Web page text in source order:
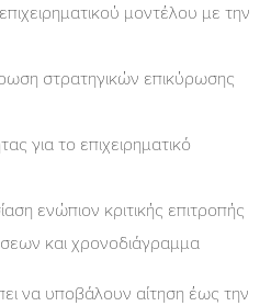
μοντέλου με την
στρατηγικών επικύρωσης
για το επιχειρηματικό
ενώπιον κριτικής επιτροπής
και χρονοδιάγραμμα
να υποβάλουν αίτηση έως την